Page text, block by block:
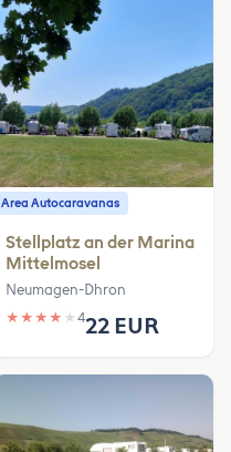
Area Autocaravanas
Stellplatz an der Marina
Mittelmosel
Neumagen-Dhron
★ ★ ★ ★ ★ 422 EUR